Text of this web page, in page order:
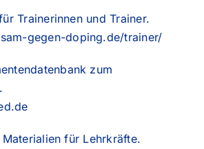
Trainerinnen und Trainer.
gegen-doping.de/trainer/
zum
für Lehrkräfte.